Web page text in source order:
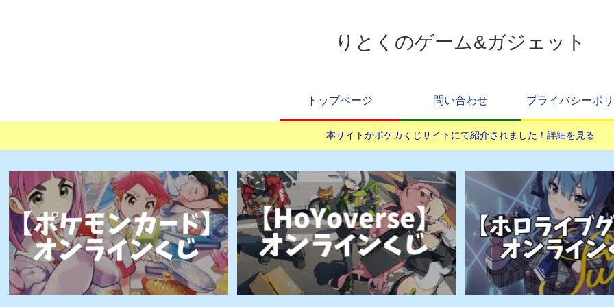
りとくのゲーム&ガジェット
トップページ 問い合わせ プライバシーポ
本サイトがポケカくじサイトにて紹介されました！詳細を見る